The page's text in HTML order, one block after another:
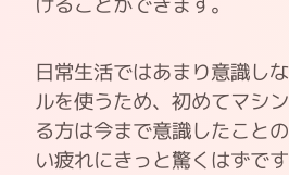
日常生活ではあまり意識し
ルを使うため、初めてマシ
る方は今まで意識したこと
い疲れにきっと驚くはずです